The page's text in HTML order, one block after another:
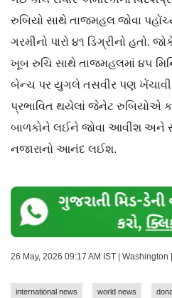
રુબિયો સાથે તાજમહલ જોવા
ગરમીનો પારો ૪૧ ડિગ્રીનો હતો.
ખૂબ રુચિ સાથે તાજમહલમાં ૪૫
બેન્ચ પર યુગલે તસવીર પણ ખેંચાવી
પ્રભાવિત થયેલાં જેનેટ રુબિયોએ
બાળકોને લઈને જોવા આવીશ અને
નજારાનો આનંદ લઈશ.
26 May, 2026 09:17 AM IST |
international news world news